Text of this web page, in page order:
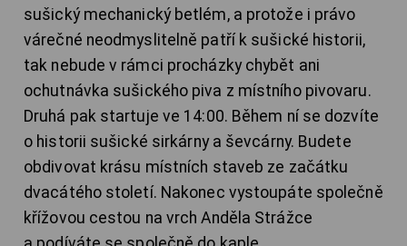
sušický mechanický betlém, a protože i právo
várečné neodmyslitelně patří k sušické historii,
tak nebude v rámci procházky chybět ani
ochutnávka sušického piva z místního pivovaru.
Druhá pak startuje ve 14:00. Během ní se dozvíte
o historii sušické sirkárny a ševcárny. Budete
obdivovat krásu místních staveb ze začátku
dvacátého století. Nakonec vystoupáte společně
křížovou cestou na vrch Anděla Strážce